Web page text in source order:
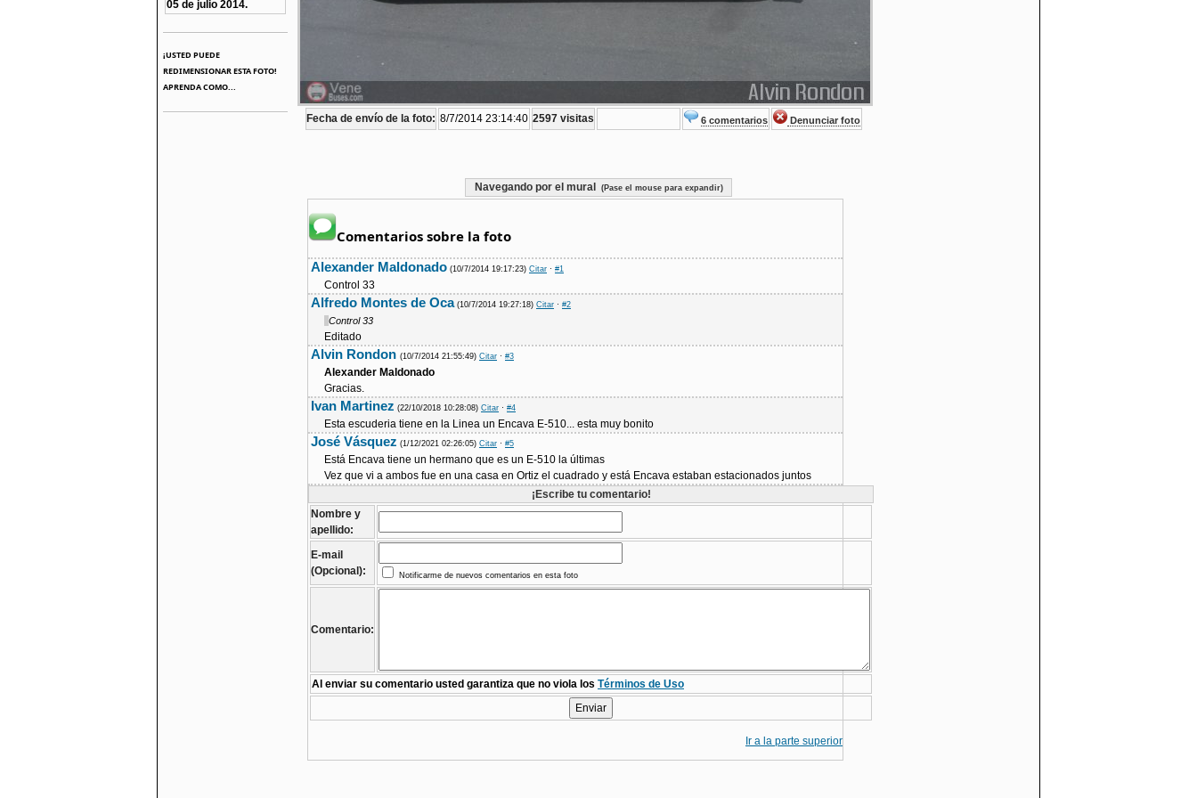
05 de julio 2014.
¡USTED PUEDE
REDIMENSIONAR ESTA FOTO!
APRENDA COMO...
Fecha de envío de la foto: 8/7/2014 23:14:40 2597 visitas 6 comentarios Denunciar foto
Navegando por el mural (Pase el mouse para expandir)
Comentarios sobre la foto
Alexander Maldonado (10/7/2014 19:17:23) Citar · #1
Control 33
Alfredo Montes de Oca (10/7/2014 19:27:18) Citar · #2
Control 33
Editado
Alvin Rondon (10/7/2014 21:55:49) Citar · #3
Alexander Maldonado
Gracias.
Ivan Martinez (22/10/2018 10:28:08) Citar · #4
Esta escuderia tiene en la Linea un Encava E-510... esta muy bonito
José Vásquez (1/12/2021 02:26:05) Citar · #5
Está Encava tiene un hermano que es un E-510 la últimas
Vez que vi a ambos fue en una casa en Ortiz el cuadrado y está Encava estaban estacionados juntos
¡Escribe tu comentario!
Nombre y
apellido:
E-mail
(Opcional):
Notificarme de nuevos comentarios en esta foto
Comentario:
Al enviar su comentario usted garantiza que no viola los Términos de Uso
Ir a la parte superior